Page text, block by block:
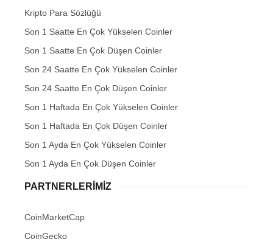
Kripto Para Sözlüğü
Son 1 Saatte En Çok Yükselen Coinler
Son 1 Saatte En Çok Düşen Coinler
Son 24 Saatte En Çok Yükselen Coinler
Son 24 Saatte En Çok Düşen Coinler
Son 1 Haftada En Çok Yükselen Coinler
Son 1 Haftada En Çok Düşen Coinler
Son 1 Ayda En Çok Yükselen Coinler
Son 1 Ayda En Çok Düşen Coinler
PARTNERLERIMIZ
CoinMarketCap
CoinGecko